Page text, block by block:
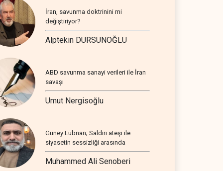
İran, savunma doktrinini mi
değiştiriyor?
Alptekin DURSUNOĞLU
ABD savunma sanayi verileri ile İran
savaşı
Umut Nergisoğlu
Güney Lübnan; Saldırı ateşi ile
siyasetin sessizliği arasında
Muhammed Ali Senoberi